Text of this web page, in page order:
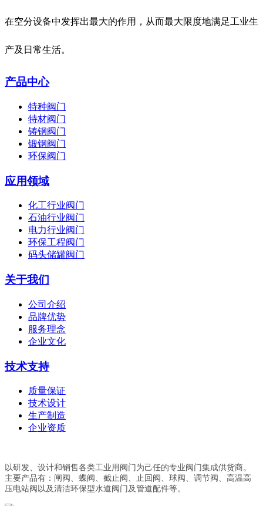
在空分设备中发挥出最大的作用，从而最大限度地满足工业生
产及日常生活。
产品中心
特种阀门
特材阀门
铸钢阀门
锻钢阀门
环保阀门
应用领域
化工行业阀门
石油行业阀门
电力行业阀门
环保工程阀门
码头储罐阀门
关于我们
公司介绍
品牌优势
服务理念
企业文化
技术支持
质量保证
技术设计
生产制造
企业资质
以研发、设计和销售各类工业用阀门为己任的专业阀门集成供货商。
主要产品有：闸阀、蝶阀、截止阀、止回阀、球阀、调节阀、高温高
压电站阀以及清洁环保型水道阀门及管道配件等。